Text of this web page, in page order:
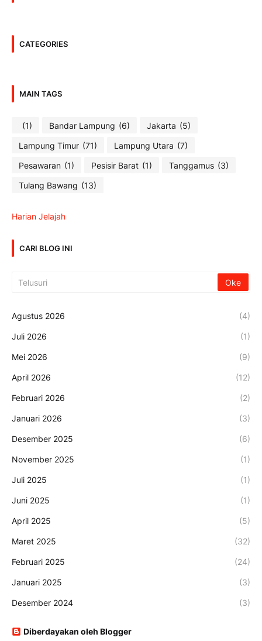
CATEGORIES
MAIN TAGS
(1) Bandar Lampung (6) Jakarta (5)
Lampung Timur (71) Lampung Utara (7)
Pesawaran (1) Pesisir Barat (1) Tanggamus (3)
Tulang Bawang (13)
Harian Jelajah
CARI BLOG INI
Agustus 2026 (4)
Juli 2026 (1)
Mei 2026 (9)
April 2026 (12)
Februari 2026 (2)
Januari 2026 (3)
Desember 2025 (6)
November 2025 (1)
Juli 2025 (1)
Juni 2025 (1)
April 2025 (5)
Maret 2025 (32)
Februari 2025 (24)
Januari 2025 (3)
Desember 2024 (3)
Diberdayakan oleh Blogger